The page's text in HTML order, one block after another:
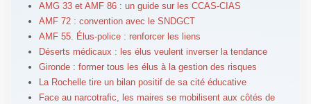
AMG 33 et AMF 86 : un guide sur les CCAS-CIAS
AMF 72 : convention avec le SNDGCT
AMF 55. Élus-police : renforcer les liens
Déserts médicaux : les élus veulent inverser la tendance
Gironde : former tous les élus à la gestion des risques
La Rochelle tire un bilan positif de sa cité éducative
Face au narcotrafic, les maires se mobilisent aux côtés de